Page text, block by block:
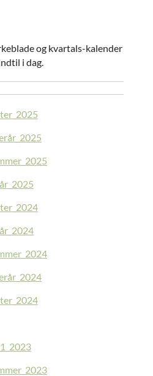
og kvartals-kalender
i dag.